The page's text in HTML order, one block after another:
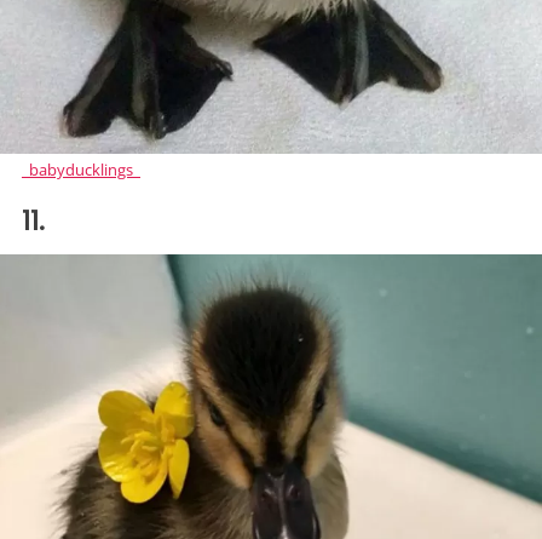
_babyducklings_
11.